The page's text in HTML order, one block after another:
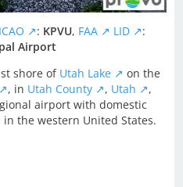
ICAO : KPVU, FAA LID
:
Airport
shore of Utah Lake
on the
, in Utah County , Utah
,
airport with domestic
the western United States.